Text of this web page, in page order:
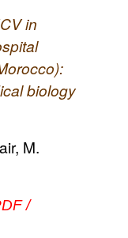
in
biology
M.
/